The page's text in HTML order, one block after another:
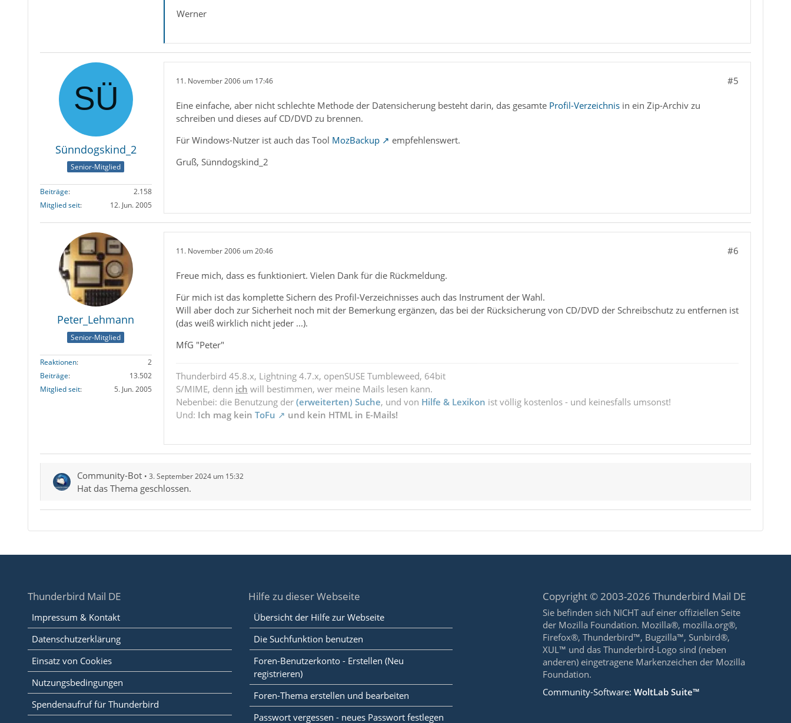
Werner
Sünndogskind_2
Senior-Mitglied
Beiträge
2.158
Mitglied seit
12. Jun. 2005
11. November 2006 um 17:46 #5
Eine einfache, aber nicht schlechte Methode der Datensicherung besteht darin, das gesamte Profil-Verzeichnisin ein Zip-Archiv zu
schreiben und dieses auf CD/DVD zu brennen.
Für Windows-Nutzer ist auch das Tool MozBackup
empfehlenswert.
Gruß, Sünndogskind_2
Peter_Lehmann
Senior-Mitglied
Reaktionen
2
Beiträge
13.502
Mitglied seit
5. Jun. 2005
11. November 2006 um 20:46 #6
Freue mich, dass es funktioniert. Vielen Dank für die Rückmeldung.
Für mich ist das komplette Sichern des Profil-Verzeichnisses auch das Instrument der Wahl.
Will aber doch zur Sicherheit noch mit der Bemerkung ergänzen, das bei der Rücksicherung von CD/DVD der Schreibschutz zu entfernen ist
(das weiß wirklich nicht jeder ...).
MfG "Peter"
Thunderbird 45.8.x, Lightning 4.7.x, openSUSE Tumbleweed, 64bit
S/MIME, denn ich will bestimmen, wer meine Mails lesen kann.
Nebenbei: die Benutzung der (erweiterten) Suche, und von Hilfe & Lexikon ist völlig kostenlos - und keinesfalls umsonst!
Und: Ich mag kein ToFu und kein HTML in E-Mails!
Community-Bot 3. September 2024 um 15:32
Hat das Thema geschlossen.
Thunderbird Mail DE
Impressum & Kontakt
Datenschutzerklärung
Einsatz von Cookies
Nutzungsbedingungen
Spendenaufruf für Thunderbird
Hilfe zu dieser Webseite
Übersicht der Hilfe zur Webseite
Die Suchfunktion benutzen
Foren-Benutzerkonto - Erstellen (Neu
registrieren)
Foren-Thema erstellen und bearbeiten
Passwort vergessen - neues Passwort festlegen
Copyright © 2003-2026 Thunderbird Mail DE
Sie befinden sich NICHT auf einer offiziellen Seite
der Mozilla Foundation. Mozilla®, mozilla.org®,
Firefox®, Thunderbird™, Bugzilla™, Sunbird®,
XUL™ und das Thunderbird-Logo sind (neben
anderen) eingetragene Markenzeichen der Mozilla
Foundation.
Community-Software:WoltLab Suite™